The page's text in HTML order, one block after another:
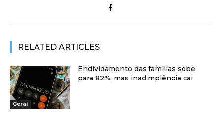
RELATED ARTICLES
Geral
Endividamento das famílias sobe
para 82%, mas inadimplência cai